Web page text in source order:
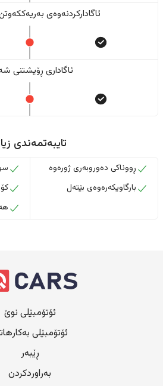
ئاگادارکردنەوەی
ئاگاداری ڕۆیشتنی
تایبەتمەندی
ڕووناکی دەوروبەری ژورەوە
بارگاویکەرەوەی بێتەل
ئۆتۆمبێلی نوێ
ئۆتۆمبێلی
ڕێبەر
بەراوردکردن